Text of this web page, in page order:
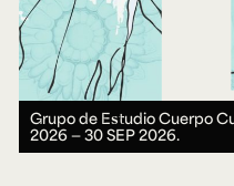
Grupo de Estudio Cuerpo
2026 ― 30 SEP 2026.